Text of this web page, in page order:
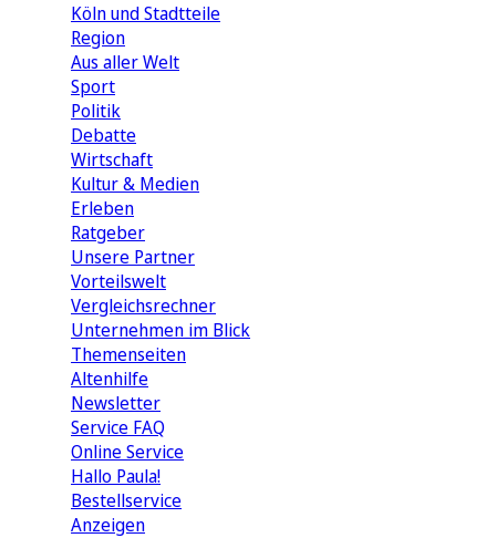
Köln und Stadtteile
Region
Aus aller Welt
Sport
Politik
Debatte
Wirtschaft
Kultur & Medien
Erleben
Ratgeber
Unsere Partner
Vorteilswelt
Vergleichsrechner
Unternehmen im Blick
Themenseiten
Altenhilfe
Newsletter
Service FAQ
Online Service
Hallo Paula!
Bestellservice
Anzeigen